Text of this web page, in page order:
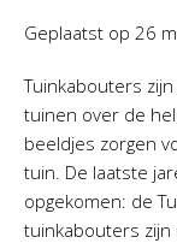
Geplaatst op 26
Tuinkabouters
tuinen over de
beeldjes zorgen
tuin. De laatste
opgekomen: de
tuinkabouters zijn